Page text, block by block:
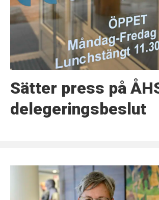
Sätter press på
delegeringsbeslut